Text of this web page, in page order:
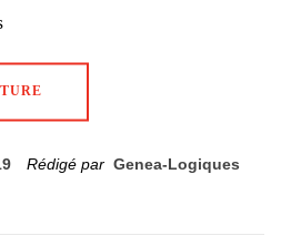
Rédigé par Genea-Logiques